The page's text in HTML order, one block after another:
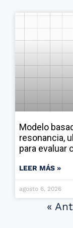
Modelo
resonancia,
para evaluar
LEER MÁS »
agosto 6, 2026
«